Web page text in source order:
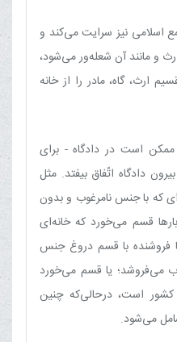
اسلامی نیز سرایت می‌کند و
و مانند آن شعله‌ور می‌شود،
ارث، گاه، مادر را از خانه
است در دادگاه - برای
دادگاه اتّفاق بیفتد. مثل
که با جنس نامرغوب و بدون
قسم می‌خورد که خانه‌ای
فروشنده با قسم دروغ جنس
می‌فروشد؛ یا قسم می‌خورد
است، درحالی‌که چنین
می‌شود.